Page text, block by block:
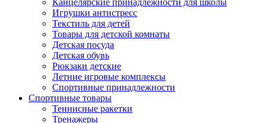
Канцелярские принадлежности для школы
Игрушки антистресс
Текстиль для детей
Товары для детской комнаты
Детская посуда
Детская обувь
Рюкзаки детские
Летние игровые комплексы
Спортивные принадлежности
Спортивные товары
Теннисные ракетки
Тренажеры